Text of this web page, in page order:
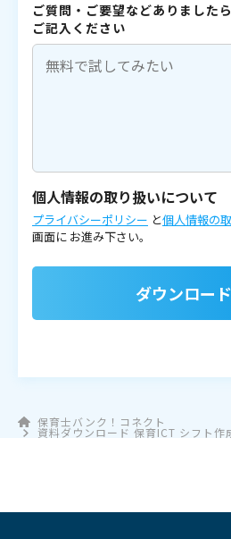
ご質問・ご要望などありましたら
ご記入ください
個人情報の取り扱いについて
プライバシーポリシー と個人情報の
画面に お進み下さい。
ダウンロー
保育士バンク！コネクト
資料ダウンロード 保育ICT シフト作